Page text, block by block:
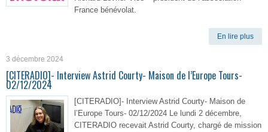
France bénévolat.
En lire plus
3 décembre 2024
[CITERADIO]- Interview Astrid Courty- Maison de l’Europe Tours-
02/12/2024
[CITERADIO]- Interview Astrid Courty- Maison de
l’Europe Tours- 02/12/2024 Le lundi 2 décembre,
CITERADIO recevait Astrid Courty, chargé de mission